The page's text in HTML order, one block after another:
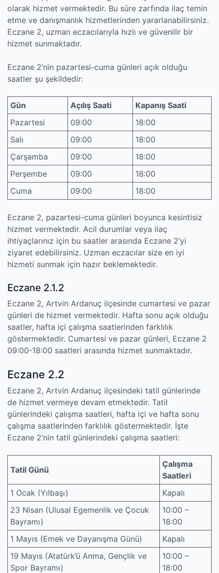
olarak hizmet vermektedir. Bu süre zarfında ilaç temin
etme ve danışmanlık hizmetlerinden yararlanabilirsiniz.
Eczane 2, uzman eczacılarıyla hızlı ve güvenilir bir
hizmet sunmaktadır.
Eczane 2’nin pazartesi-cuma günleri açık olduğu
saatler şu şekildedir:
Gün Açılış Saati
Kapanış Saati
Pazartesi
09:00
18:00
Salı
09:00
18:00
Çarşamba
09:00
18:00
Perşembe
09:00
18:00
Cuma
09:00 18:00
Eczane 2, pazartesi-cuma günleri boyunca kesintisiz
hizmet vermektedir. Acil durumlar veya ilaç
ihtiyaçlarınız için bu saatler arasında Eczane 2’yi
ziyaret edebilirsiniz. Uzman eczacılar size en iyi
hizmeti sunmak için hazır beklemektedir.
Eczane 2.1.2
Eczane 2, Artvin Ardanuç ilçesinde cumartesi ve pazar
günleri de hizmet vermektedir. Hafta sonu açık olduğu
saatler, hafta içi çalışma saatlerinden farklılık
göstermektedir. Cumartesi ve pazar günleri, Eczane 2
09:00-18:00 saatleri arasında hizmet sunmaktadır.
Eczane 2.2
Eczane 2, Artvin Ardanuç ilçesindeki tatil günlerinde
de hizmet vermeye devam etmektedir. Tatil
günlerindeki çalışma saatleri, hafta içi ve hafta sonu
çalışma saatlerinden farklılık göstermektedir. İşte
Eczane 2’nin tatil günlerindeki çalışma saatleri:
Tatil Günü
Çalışma
Saatleri
1 Ocak (Yılbaşı)
Kapalı
23 Nisan (Ulusal Egemenlik ve Çocuk
Bayramı)
10:00 –
18:00
1 Mayıs (Emek ve Dayanışma Günü)
Kapalı
19 Mayıs (Atatürk’ü Anma, Gençlik ve
Spor Bayramı)
10:00 –
18:00